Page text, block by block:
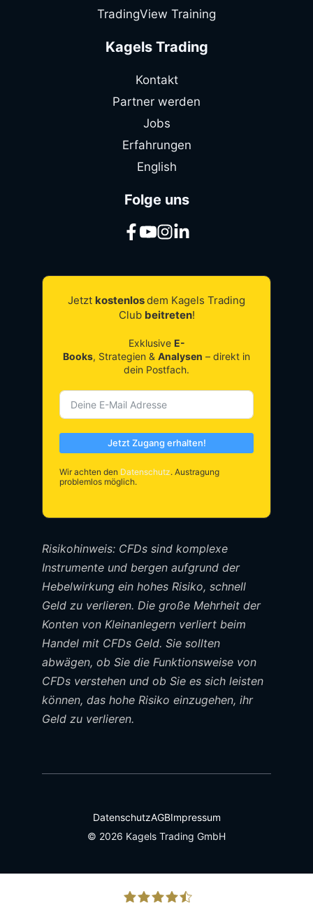
TradingView Training
Kagels Trading
Kontakt
Partner werden
Jobs
Erfahrungen
English
Folge uns
Jetzt kostenlosdem Kagels Trading
Club beitreten!
Exklusive E-
Books, Strategien & Analysen – direkt in
dein Postfach.
Jetzt Zugang erhalten!
Wir achten den Datenschutz. Austragung
problemlos möglich.
Risikohinweis: CFDs sind komplexe
Instrumente und bergen aufgrund der
Hebelwirkung ein hohes Risiko, schnell
Geld zu verlieren. Die große Mehrheit der
Konten von Kleinanlegern verliert beim
Handel mit CFDs Geld. Sie sollten
abwägen, ob Sie die Funktionsweise von
CFDs verstehen und ob Sie es sich leisten
können, das hohe Risiko einzugehen, ihr
Geld zu verlieren.
© 2026 Kagels Trading GmbH
DatenschutzAGBImpressum